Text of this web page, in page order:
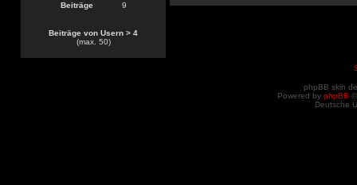
Beiträge
9
Beiträge von Usern > 4
(max. 50)
phpBB skin
Powered by phpBB
Deutsche